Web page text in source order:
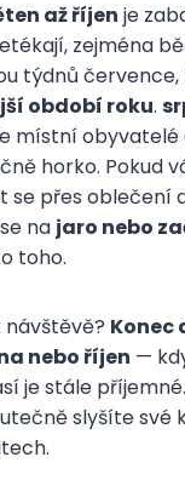
až říjen je
zejména
týdnů
období roku.
místní
horko. Pokud
se přes oblečení
na jaro nebo
toho.
návštěvě? Konec
nebo říjen —
je stále
slyšíte své